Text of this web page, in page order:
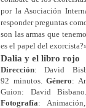
por la Asociación
responder preguntas
son las armas que
es el papel del
Dalia y el libro rojo
Dirección: David
92 minutos.Género:
Guion: David
Fotografía: